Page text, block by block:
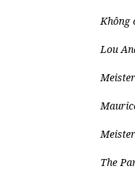
Không
Lou
The